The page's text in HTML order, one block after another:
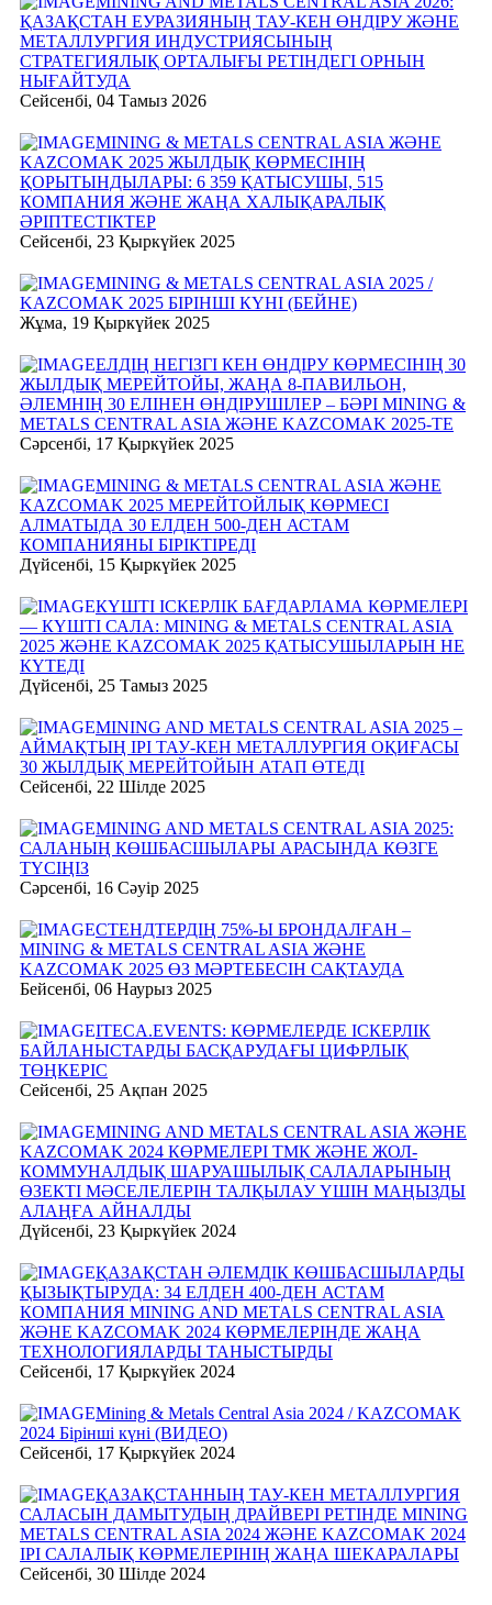
ҚАЗАҚСТАН ЕУРАЗИЯНЫҢ ТАУ-КЕН ӨНДІРУ ЖӘНЕ
МЕТАЛЛУРГИЯ ИНДУСТРИЯСЫНЫҢ
СТРАТЕГИЯЛЫҚ ОРТАЛЫҒЫ РЕТІНДЕГІ ОРНЫН
НЫҒАЙТУДА
Сейсенбі, 04 Тамыз 2026
MINING & METALS CENTRAL ASIA ЖӘНЕ
KAZCOMAK 2025 ЖЫЛДЫҚ КӨРМЕСІНІҢ
ҚОРЫТЫНДЫЛАРЫ: 6 359 ҚАТЫСУШЫ, 515
КОМПАНИЯ ЖӘНЕ ЖАҢА ХАЛЫҚАРАЛЫҚ
ӘРІПТЕСТІКТЕР
Сейсенбі, 23 Қыркүйек 2025
MINING & METALS CENTRAL ASIA 2025 /
KAZCOMAK 2025 БІРІНШІ КҮНІ (БЕЙНЕ)
Жұма, 19 Қыркүйек 2025
ЕЛДІҢ НЕГІЗГІ КЕН ӨНДІРУ КӨРМЕСІНІҢ 30
ЖЫЛДЫҚ МЕРЕЙТОЙЫ, ЖАҢА 8-ПАВИЛЬОН,
ӘЛЕМНІҢ 30 ЕЛІНЕН ӨНДІРУШІЛЕР – БӘРІ MINING &
METALS CENTRAL ASIA ЖӘНЕ KAZCOMAK 2025-ТЕ
Сәрсенбі, 17 Қыркүйек 2025
MINING & METALS CENTRAL ASIA ЖӘНЕ
KAZCOMAK 2025 МЕРЕЙТОЙЛЫҚ КӨРМЕСІ
АЛМАТЫДА 30 ЕЛДЕН 500-ДЕН АСТАМ
КОМПАНИЯНЫ БІРІКТІРЕДІ
Дүйсенбі, 15 Қыркүйек 2025
КҮШТІ ІСКЕРЛІК БАҒДАРЛАМА КӨРМЕЛЕРІ
— КҮШТІ САЛА: MINING & METALS CENTRAL ASIA
2025 ЖӘНЕ KAZCOMAK 2025 ҚАТЫСУШЫЛАРЫН НЕ
КҮТЕДІ
Дүйсенбі, 25 Тамыз 2025
MINING AND METALS CENTRAL ASIA 2025 –
АЙМАҚТЫҢ ІРІ ТАУ-КЕН МЕТАЛЛУРГИЯ ОҚИҒАСЫ
30 ЖЫЛДЫҚ МЕРЕЙТОЙЫН АТАП ӨТЕДІ
Сейсенбі, 22 Шілде 2025
MINING AND METALS CENTRAL ASIA 2025:
САЛАНЫҢ КӨШБАСШЫЛАРЫ АРАСЫНДА КӨЗГЕ
ТҮСІҢІЗ
Сәрсенбі, 16 Сәуір 2025
СТЕНДТЕРДІҢ 75%-Ы БРОНДАЛҒАН –
MINING & METALS CENTRAL ASIA ЖӘНЕ
KAZCOMAK 2025 ӨЗ МӘРТЕБЕСІН САҚТАУДА
Бейсенбі, 06 Наурыз 2025
ITECA.EVENTS: КӨРМЕЛЕРДЕ ІСКЕРЛІК
БАЙЛАНЫСТАРДЫ БАСҚАРУДАҒЫ ЦИФРЛЫҚ
ТӨҢКЕРІС
Сейсенбі, 25 Ақпан 2025
MINING AND METALS CENTRAL ASIA ЖӘНЕ
KAZCOMAK 2024 КӨРМЕЛЕРІ ТМК ЖӘНЕ ЖОЛ-
КОММУНАЛДЫҚ ШАРУАШЫЛЫҚ САЛАЛАРЫНЫҢ
ӨЗЕКТІ МӘСЕЛЕЛЕРІН ТАЛҚЫЛАУ ҮШІН МАҢЫЗДЫ
АЛАҢҒА АЙНАЛДЫ
Дүйсенбі, 23 Қыркүйек 2024
ҚАЗАҚСТАН ӘЛЕМДІК КӨШБАСШЫЛАРДЫ
ҚЫЗЫҚТЫРУДА: 34 ЕЛДЕН 400-ДЕН АСТАМ
КОМПАНИЯ MINING AND METALS CENTRAL ASIA
ЖӘНЕ KAZCOMAK 2024 КӨРМЕЛЕРІНДЕ ЖАҢА
ТЕХНОЛОГИЯЛАРДЫ ТАНЫСТЫРДЫ
Сейсенбі, 17 Қыркүйек 2024
Mining & Metals Central Asia 2024 / KAZCOMAK
2024 Бірінші күні (ВИДЕО)
Сейсенбі, 17 Қыркүйек 2024
ҚАЗАҚСТАННЫҢ ТАУ-КЕН МЕТАЛЛУРГИЯ
САЛАСЫН ДАМЫТУДЫҢ ДРАЙВЕРІ РЕТІНДЕ MINING
METALS CENTRAL ASIA 2024 ЖӘНЕ KAZCOMAK 2024
ІРІ САЛАЛЫҚ КӨРМЕЛЕРІНІҢ ЖАҢА ШЕКАРАЛАРЫ
Сейсенбі, 30 Шілде 2024